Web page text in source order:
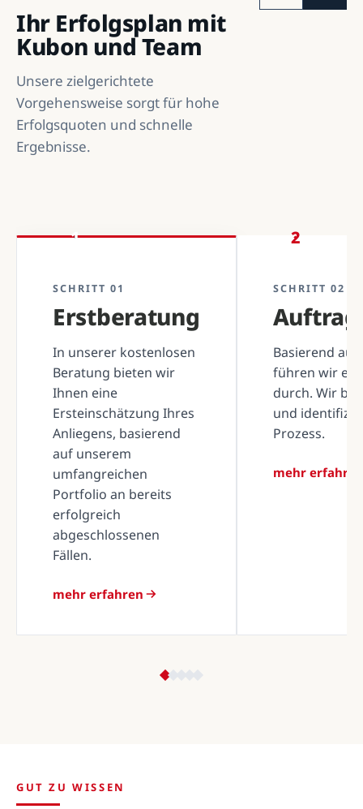
Ihr Erfolgsplan mit
Kubon und Team
Unsere zielgerichtete
Vorgehensweise sorgt für hohe
Erfolgsquoten und schnelle
Ergebnisse.
1
SCHRITT 01
Erstberatung
In unserer kostenlosen
Beratung bieten wir
Ihnen eine
Ersteinschätzung Ihres
Anliegens, basierend
auf unserem
umfangreichen
Portfolio an bereits
erfolgreich
abgeschlossenen
Fällen.
mehr erfahren
2
SCHRITT 02
Basierend
führen wir
durch. Wir
und
Prozess.
mehr erfahren
GUT ZU WISSEN